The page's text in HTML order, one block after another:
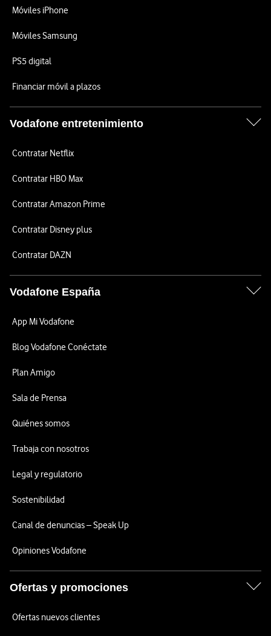
Móviles iPhone
Móviles Samsung
PS5 digital
Financiar móvil a plazos
Vodafone entretenimiento
Contratar Netflix
Contratar HBO Max
Contratar Amazon Prime
Contratar Disney plus
Contratar DAZN
Vodafone España
App Mi Vodafone
Blog Vodafone Conéctate
Plan Amigo
Sala de Prensa
Quiénes somos
Trabaja con nosotros
Legal y regulatorio
Sostenibilidad
Canal de denuncias – Speak Up
Opiniones Vodafone
Ofertas y promociones
Ofertas nuevos clientes